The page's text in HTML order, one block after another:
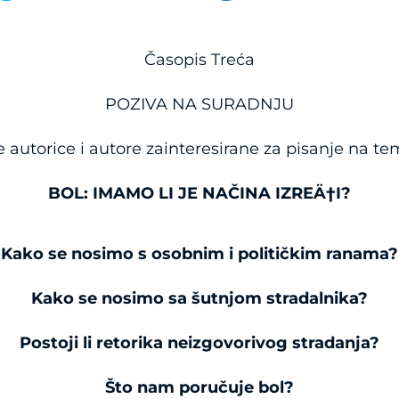
Časopis Treća
POZIVA NA SURADNJU
autorice i autore zainteresirane za pisanje na
BOL: IMAMO LI JE NAČINA IZREÄ†I?
Kako se nosimo s osobnim i političkim ranama?
Kako se nosimo sa šutnjom stradalnika?
Postoji li retorika neizgovorivog stradanja?
Što nam poručuje bol?